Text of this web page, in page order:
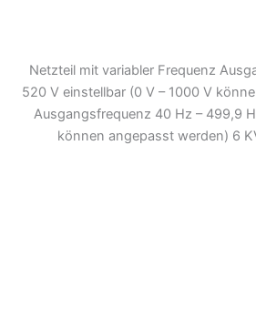
Netzteil mit variabler Frequenz
520 V einstellbar (0 V – 1000 V
Ausgangsfrequenz 40 Hz – 499,9
können angepasst werden) 6